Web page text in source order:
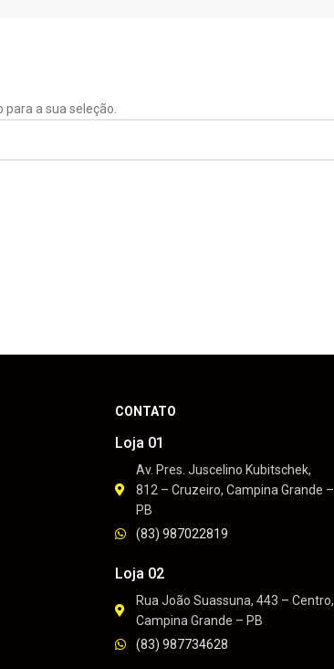
a sua seleção.
CONTATO
Loja 01
Av. Pres. Juscelino Kubitschek,
812 – Cruzeiro, Campina Grande –
PB
(83) 987022819
Loja 02
Rua João Suassuna, 443 – Centro,
Campina Grande – PB
(83) 987734628